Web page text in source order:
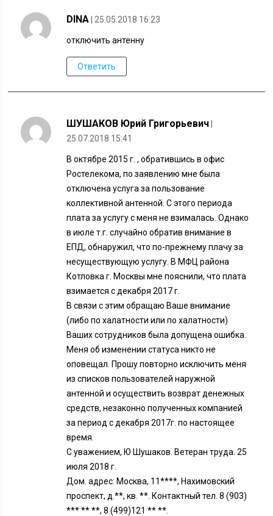
DINA | 25.05.2018 16:23
отключить антенну
Ответить
ШУШАКОВ Юрий Григорьевич
25.07.2018 15:41
В октябре 2015 г. , обратившись в офис
Ростелекома, по заявлению мне была
отключена услуга за пользование
коллективной антенной. С этого периода
плата за услугу с меня не взималась. Однако
в июле т.г. случайно обратив внимание в
ЕПД, обнаружил, что по-прежнему плачу за
несуществующую услугу. В МФЦ района
Котловка г. Москвы мне пояснили, что плата
взимается с декабря 2017 г.
В связи с этим обращаю Ваше внимание
(либо по халатности или по халатности)
Ваших сотрудников была допущена ошибка.
Меня об изменении статуса никто не
оповещал. Прошу повторно исключить меня
из списков пользователей наружной
антенной и осуществить возврат денежных
средств, незаконно полученных компанией
за период с декабря 2017г. по настоящее
время.
С уважением, Ю Шушаков. Ветеран труда. 25
июля 2018 г.
Дом. адрес: Москва, 11****, Нахимовский
проспект, д.**, кв. **. Контактный тел. 8 (903)
*** ** **, 8 (499)121 ** **.